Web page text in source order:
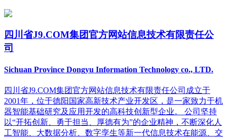
四川省J9.COM集团官方网站信息技术有限责任公
司
Sichuan Province Dongyu Information Technology co., LTD.
四川省J9.COM集团官方网站信息技术有限责任公司成立于
2001年，位于德阳国家高新技术产业开发区，是一家致力于机
器智能基础研究及应用开发的高科技创新型企业。 公司坚持
以“开拓创新、勇于担当、厚德有为”的企业精神，不断深化人
工智能、大数据分析、数字孪生等新一代信息技术在能源、交